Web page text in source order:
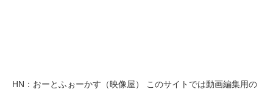
HN：おーとふぉーかす（映像屋） このサイトでは動画編集用の